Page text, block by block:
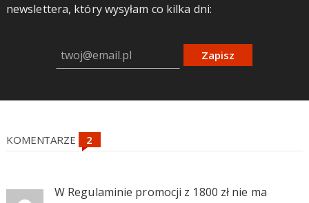
newslettera, który wysyłam co kilka dni:
Zapisz
KOMENTARZE
W Regulaminie promocji z 1800 zł nie ma